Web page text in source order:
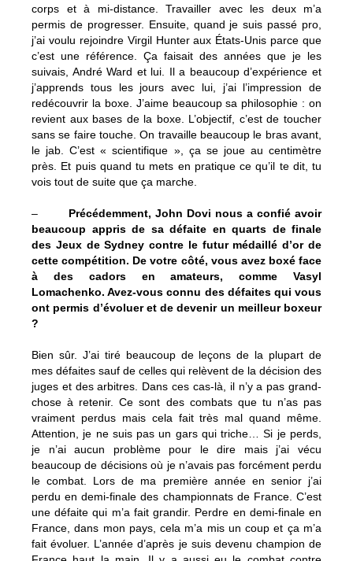
corps et à mi-distance. Travailler avec les deux m’a
permis de progresser. Ensuite, quand je suis passé pro,
j’ai voulu rejoindre Virgil Hunter aux États-Unis parce que
c’est une référence. Ça faisait des années que je les
suivais, André Ward et lui. Il a beaucoup d’expérience et
j’apprends tous les jours avec lui, j’ai l’impression de
redécouvrir la boxe. J’aime beaucoup sa philosophie : on
revient aux bases de la boxe. L’objectif, c’est de toucher
sans se faire touche. On travaille beaucoup le bras avant,
le jab. C’est « scientifique », ça se joue au centimètre
près. Et puis quand tu mets en pratique ce qu’il te dit, tu
vois tout de suite que ça marche.
– Précédemment, John Dovi nous a confié avoir
beaucoup appris de sa défaite en quarts de finale
des Jeux de Sydney contre le futur médaillé d’or de
cette compétition. De votre côté, vous avez boxé face
à des cadors en amateurs, comme Vasyl
Lomachenko. Avez-vous connu des défaites qui vous
ont permis d’évoluer et de devenir un meilleur boxeur
?
Bien sûr. J’ai tiré beaucoup de leçons de la plupart de
mes défaites sauf de celles qui relèvent de la décision des
juges et des arbitres. Dans ces cas-là, il n’y a pas grand-
chose à retenir. Ce sont des combats que tu n’as pas
vraiment perdus mais cela fait très mal quand même.
Attention, je ne suis pas un gars qui triche… Si je perds,
je n’ai aucun problème pour le dire mais j’ai vécu
beaucoup de décisions où je n’avais pas forcément perdu
le combat. Lors de ma première année en senior j’ai
perdu en demi-finale des championnats de France. C’est
une défaite qui m’a fait grandir. Perdre en demi-finale en
France, dans mon pays, cela m’a mis un coup et ça m’a
fait évoluer. L’année d’après je suis devenu champion de